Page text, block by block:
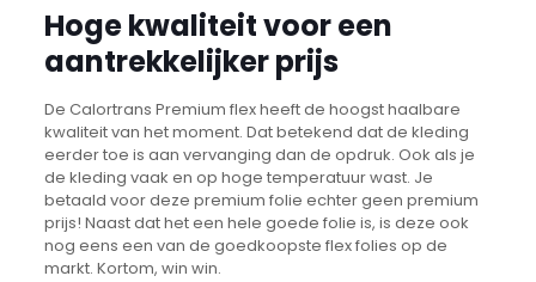
Hoge kwaliteit voor een
aantrekkelijker prijs
De Calortrans Premium flex heeft de hoogst haalbare
kwaliteit van het moment. Dat betekend dat de kleding
eerder toe is aan vervanging dan de opdruk. Ook als je
de kleding vaak en op hoge temperatuur wast. Je
betaald voor deze premium folie echter geen premium
prijs! Naast dat het een hele goede folie is, is deze ook
nog eens een van de goedkoopste flex folies op de
markt. Kortom, win win.